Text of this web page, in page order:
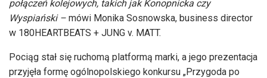
połączeń kolejowych, takich jak Konopnicka czy
Wyspiański – mówi Monika Sosnowska, business director
w 180HEARTBEATS + JUNG v. MATT.
Pociąg stał się ruchomą platformą marki, a jego prezentacja
przyjęła formę ogólnopolskiego konkursu „Przygoda po